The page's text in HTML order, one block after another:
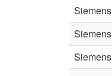
Siemens
Siemens
Siemens